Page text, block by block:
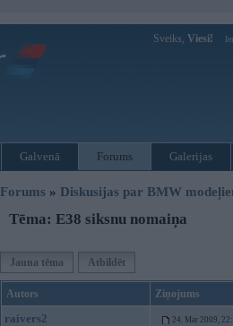
Sveiks, Viesi!
Galvenā Forums Galerijas
Forums » Diskusijas par BMW
Tēma: E38 siksnu nomaiņa
Jauna tēma Atbildēt
Autors Ziņojums
raivers2 24. Mar 2009,